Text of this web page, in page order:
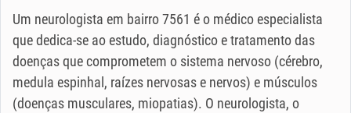
Um neurologista em bairro 7561 é o médico especialista
que dedica-se ao estudo, diagnóstico e tratamento das
doenças que comprometem o sistema nervoso (cérebro,
medula espinhal, raízes nervosas e nervos) e músculos
(doenças musculares, miopatias). O neurologista, o